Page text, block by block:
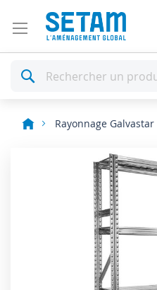
Rechercher
Rayonnage